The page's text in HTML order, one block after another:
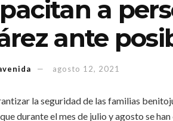
a
ante
agosto 12, 2021
la seguridad de las familias
durante el mes de julio y agosto se